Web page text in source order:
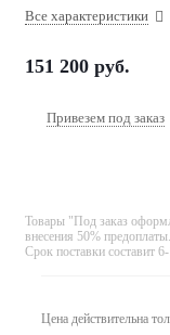
Все характеристики
151 200 руб.
Привезем под заказ
Товары "Под заказ
внесения 50% предоплаты.
Срок поставки составит
Цена действительна